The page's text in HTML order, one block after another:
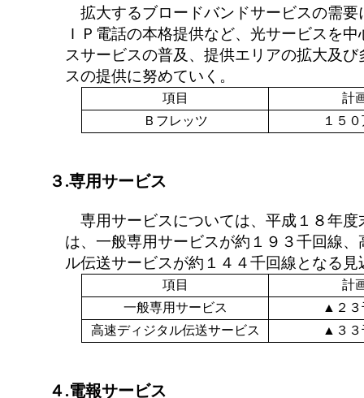
拡大するブロードバンドサービスの需要
ＩＰ電話の本格提供など、光サービスを
スサービスの普及、提供エリアの拡大及び
スの提供に努めていく。
項目
計
Ｂフレッツ
１５
３.専用サービス
専用サービスについては、平成１８年度
は、一般専用サービスが約１９３千回線、
ル伝送サービスが約１４４千回線となる見
項目
計
一般専用サービス
▲２３
高速ディジタル伝送サービス
▲３３
４.電報サービス